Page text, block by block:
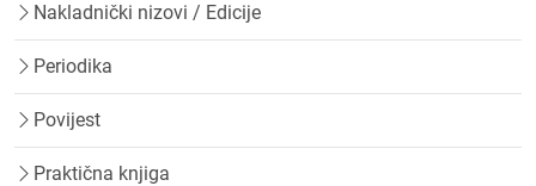
Nakladnički nizovi / Edicije
Periodika
Povijest
Praktična knjiga